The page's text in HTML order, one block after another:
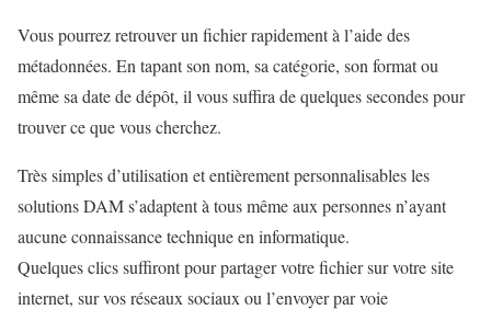
Vous pourrez retrouver un fichier rapidement à l’aide des
métadonnées. En tapant son nom, sa catégorie, son format ou
même sa date de dépôt, il vous suffira de quelques secondes pour
trouver ce que vous cherchez.
Très simples d’utilisation et entièrement personnalisables les
solutions DAM s’adaptent à tous même aux personnes n’ayant
aucune connaissance technique en informatique.
Quelques clics suffiront pour partager votre fichier sur votre site
internet, sur vos réseaux sociaux ou l’envoyer par voie